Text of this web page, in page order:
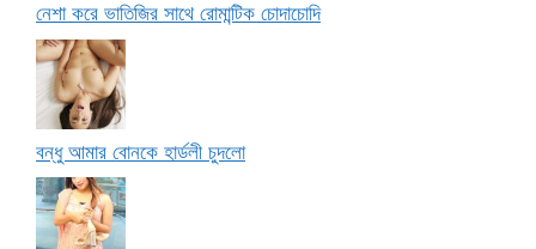
নেশা করে ভাতিজির সাথে রোমান্টিক চোদাচোদি
বন্ধু আমার বোনকে হার্ডলী চুদলো